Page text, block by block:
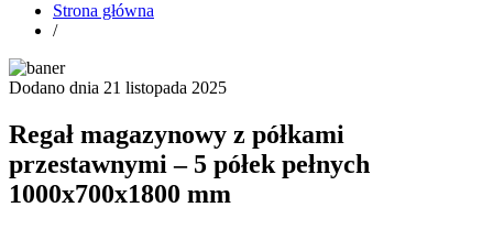
Strona główna
/
Dodano dnia 21 listopada 2025
Regał magazynowy z półkami
przestawnymi – 5 półek pełnych
1000x700x1800 mm